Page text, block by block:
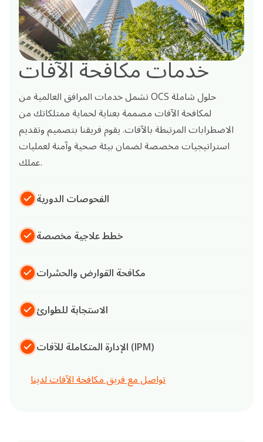
خدمات مكافحة الآفات
تشمل خدمات المرافق العالمية من OCS حلول شاملة
لمكافحة الآفات مصممة بعناية لحماية ممتلكاتك من
الاضطرابات المرتبطة بالآفات. يقوم فريقنا بتصميم وتقديم
استراتيجيات مخصصة لضمان بيئة صحية وآمنة لعمليات
عملك.
الفحوصات الدورية
خطط علاجية مخصصة
مكافحة القوارض والحشرات
الاستجابة للطوارئ
الإدارة المتكاملة للآفات (IPM)
تواصل مع فريق مكافحة الآفات لدينا